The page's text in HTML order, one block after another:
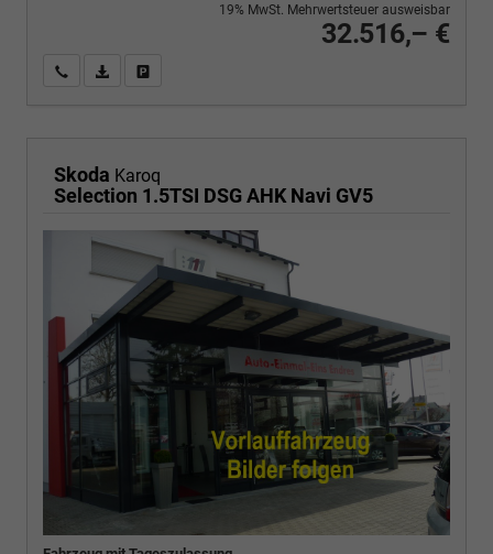
32.516,– €
19% MwSt. Mehrwertsteuer ausweisbar
Wir rufen Sie anPDF-Fahrzeugexposé drucken
Skoda Karoq
Selection 1.5TSI DSG AHK Navi GV5